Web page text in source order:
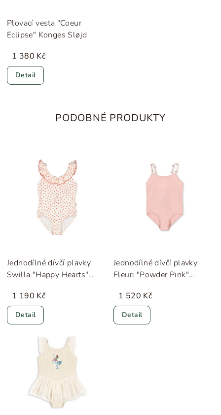
Plovací vesta "Coeur
Eclipse" Konges Sløjd
1 380 Kč
Detail
PODOBNÉ PRODUKTY
Jednodílné dívčí plavky
Swilla "Happy Hearts"
1 190 Kč
Detail
Jednodílné dívčí plavky
Fleuri "Powder Pink"
1 520 Kč
Detail